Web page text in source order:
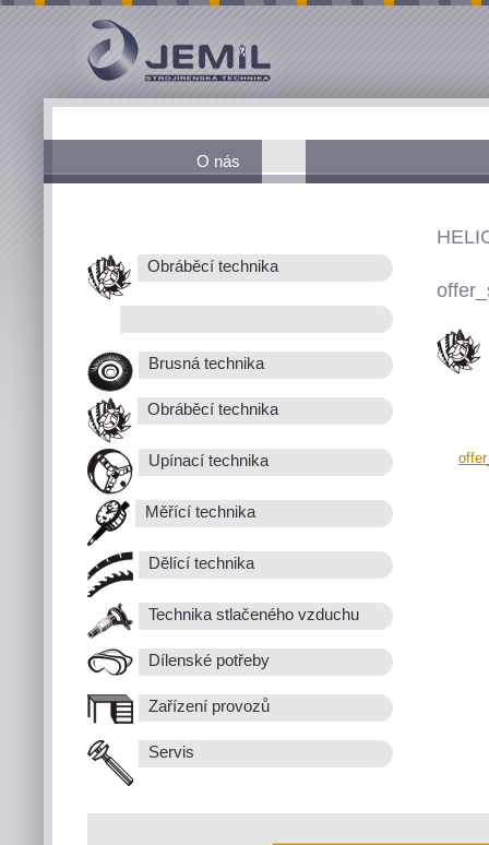
O nás
Obráběcí technika
Brusná technika
Obráběcí technika
Upínací technika
Měřící technika
Dělící technika
Technika stlačeného vzduchu
Dílenské potřeby
Zařízení provozů
Servis